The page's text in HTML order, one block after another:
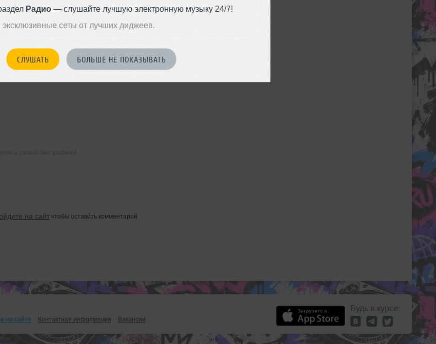
Радио— слушайте лучшую электронную музыку 24/7!
сеты от лучших диджеев.
СЛУШАТЬ БОЛЬШЕ НЕ ПОКАЗЫВАТЬ
на сайтчтобы оставить комментарий
на сайте Контактная информация Вакансии
Будь в курсе: